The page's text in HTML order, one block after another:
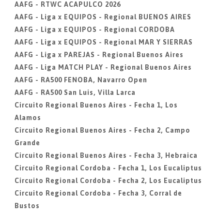
AAFG - RTWC ACAPULCO 2026
AAFG - Liga x EQUIPOS - Regional BUENOS AIRES
AAFG - Liga x EQUIPOS - Regional CORDOBA
AAFG - Liga x EQUIPOS - Regional MAR Y SIERRAS
AAFG - Liga x PAREJAS - Regional Buenos Aires
AAFG - Liga MATCH PLAY - Regional Buenos Aires
AAFG - RA500 FENOBA, Navarro Open
AAFG - RA500 San Luis, Villa Larca
Circuito Regional Buenos Aires - Fecha 1, Los
Alamos
Circuito Regional Buenos Aires - Fecha 2, Campo
Grande
Circuito Regional Buenos Aires - Fecha 3, Hebraica
Circuito Regional Cordoba - Fecha 1, Los Eucaliptus
Circuito Regional Cordoba - Fecha 2, Los Eucaliptus
Circuito Regional Cordoba - Fecha 3, Corral de
Bustos